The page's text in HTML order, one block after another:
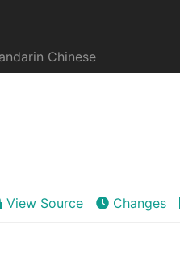
Chinese
View Source Changes